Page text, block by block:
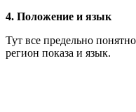
4. Положение и язык
Тут все предельно
регион показа и язык.